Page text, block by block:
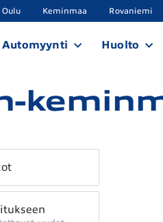
Oulu Keminmaa Rovaniemi
Automyynti Huolto